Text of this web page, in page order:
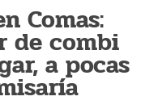
Comas:
de combi
a pocas